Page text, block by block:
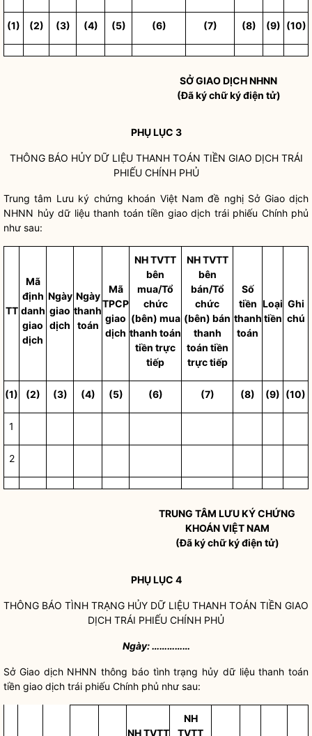
(1) (2) (3) (4) (5) (6) (7) (8) (9) (10)
SỞ GIAO DỊCH NHNN
(Đã ký chữ ký điện tử)
PHỤ LỤC 3
THÔNG BÁO HỦY DỮ LIỆU THANH TOÁN TIỀN GIAO DỊCH TRÁI
PHIẾU CHÍNH PHỦ
Trung tâm Lưu ký chứng khoán Việt Nam đề nghị Sở Giao dịch
NHNN hủy dữ liệu thanh toán tiền giao dịch trái phiếu Chính phủ
như sau:
TT
Mã
định
danh
giao
dịch
Ngày
giao
dịch
Ngày
thanh
toán
Mã
TPCP
giao
dịch
NH TVTT
bên
mua/Tổ
chức
(bên) mua
thanh toán
tiền trực
tiếp
NH TVTT
bên
bán/Tổ
chức
(bên) bán
thanh
toán tiền
trực tiếp
Số
tiền
thanh
toán
Loại
tiền
Ghi
chú
(1) (2) (3) (4) (5) (6) (7) (8) (9) (10)
1
2
TRUNG TÂM LƯU KÝ CHỨNG
KHOÁN VIỆT NAM
(Đã ký chữ ký điện tử)
PHỤ LỤC 4
THÔNG BÁO TÌNH TRẠNG HỦY DỮ LIỆU THANH TOÁN TIỀN GIAO
DỊCH TRÁI PHIẾU CHÍNH PHỦ
Ngày: ……………
Sở Giao dịch NHNN thông báo tình trạng hủy dữ liệu thanh toán
tiền giao dịch trái phiếu Chính phủ như sau:
NH TVTT
NH
TVTT